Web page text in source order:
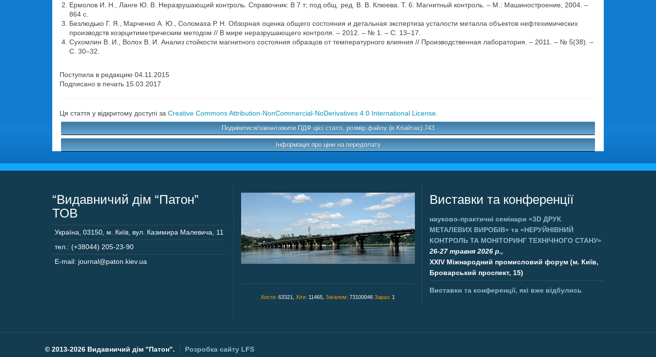
Ермолов И. Н., Ланге Ю. В. Неразрушающий контроль. Справочник: В 7 т; под общ. ред. В. В. Клюева. Т. 6: Магнитный контроль. – М.: Машиностроение, 2004. –
864 с.
Безлюдько Г. Я., Марченко А. Ю., Соломаха Р. Н. Обзорная оценка общего состояния и детальная экспертиза усталости металла объектов нефтехимических
производств коэрцитиметрическим методом // В мире неразрушающего контроля. – 2012. – № 1. – С. 13–17.
Сухомлин В. И., Волох В. И. Анализ стойкости магнитного состояния образцов от температурного влияния // Производственная лаборатория. – 2011. – № 5(38). –
С. 30–32.
Поступила в редакцию 04.11.2015
Подписано в печать 15.03.2017
Ця стаття у відкритому доступі за Creative Commons Attribution-NonCommercial-NoDerivatives 4.0 International License
Подивитися/завантажити ПДФ цієї статті, розмір файлу (в Кбайтах):743
Інформація про ціни на передплату
“Видавничий дім “Патон”
ТОВ
Україна 03150 м. Київ, вул. Казимира Малевича, 11
тел.: (+38044) 205-23-90
E-mail: journal@paton.kiev.ua
Хости:63321,Хіти: 11465,Загалом:73100046 Зараз: 1
Виставки та конференції
науково-практичні семінари«3D ДРУК
МЕТАЛЕВИХ ВИРОБІВ» та«НЕРУЙНІВНИЙ
КОНТРОЛЬ ТА МОНІТОРИНГ ТЕХНІЧНОГО СТАНУ»
26-27 травня 2026 р.,
XXIV Міжнародний промисловий форум (м. Київ,
Броварський проспект, 15)
Виставки та конференції, які вже відбулись
© 2013-2026 Видавничий дім "Патон". Розробка сайту LFS